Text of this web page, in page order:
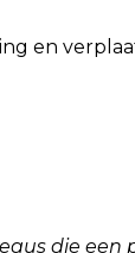
en
die